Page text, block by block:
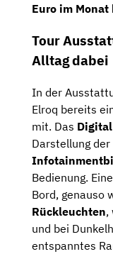
Euro im
Tour
Alltag dabei
In der
Elroq bereits
mit. Das
Darstellung
Bedienung. Eine
Bord, genauso
Rückleuchten,
und bei
entspanntes